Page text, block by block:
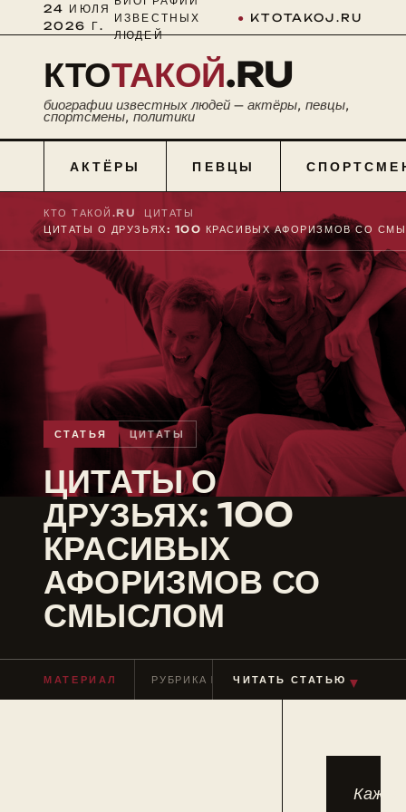
24 ИЮЛЯ
2026 Г.
ИЗВЕСТНЫХ
ЛЮДЕЙ
● KTOTAKOJ.RU
КТОТАКОЙ.RU
биографии известных людей — актёры, певцы,
спортсмены, политики
АКТЁРЫ ПЕВЦЫ
КТО ТАКОЙ.RU ЦИТАТЫ
СТАТЬЯ ЦИТАТЫ
ЦИТАТЫ О
ДРУЗЬЯХ: 100
КРАСИВЫХ
АФОРИЗМОВ СО
СМЫСЛОМ
МАТЕРИАЛ РУБРИКАЦИТАТЫ ЧТЕНИЕ≈ 9 МИН
ЧИТАТЬ СТАТЬЮ ▼